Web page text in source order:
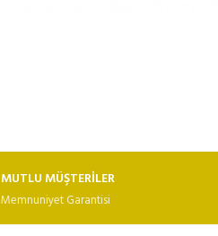
MUTLU MÜŞTERİLER
Memnuniyet Garantisi